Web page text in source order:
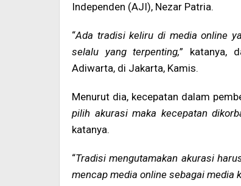
Independen (AJI), Nezar Patria.
“Ada tradisi keliru di media online
selalu yang terpenting,” katanya,
Adiwarta, di Jakarta, Kamis.
Menurut dia, kecepatan dalam
pilih akurasi maka kecepatan
katanya.
“Tradisi mengutamakan akurasi
mencap media online sebagai media